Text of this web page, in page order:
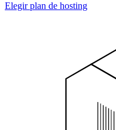
Elegir plan de hosting